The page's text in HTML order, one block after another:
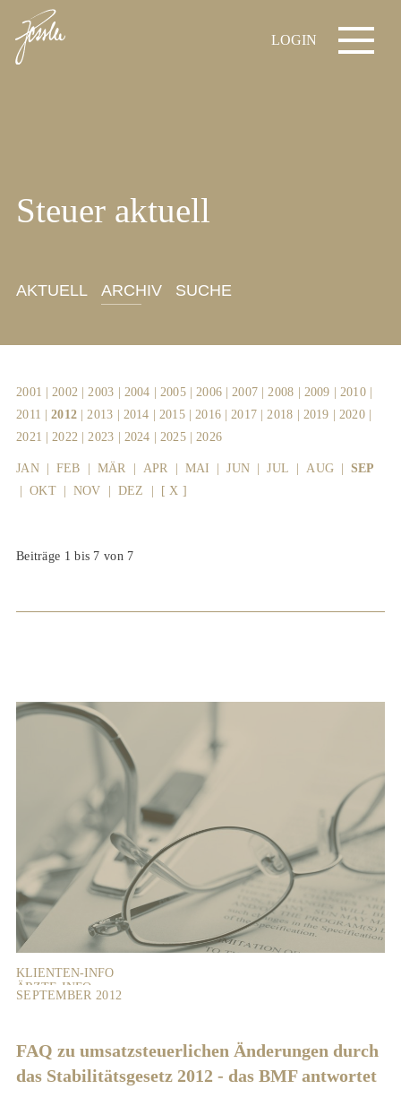
LOGIN
Steuer aktuell
AKTUELL ARCHIV SUCHE
2001 |2002 |2003 2004 2005| 2006 |2007 |2008 2009 2010|
2011 |2012 |2013 2014 2015| 2016 |2017 |2018 2019 2020|
2021 |2022 |2023 2024 2025| 2026
JAN| FEB MÄR APR MAI |JUN |JUL |AUG |SEP
OKT| NOV DEZ [ X ]
Beiträge 1 bis 7 von 7
KLIENTEN-INFO
ÄRZTE-INFO
VERMIETER-INFO
SEPTEMBER 2012
FAQ zu umsatzsteuerlichen Änderungen durch
das Stabilitätsgesetz 2012 - das BMF antwortet